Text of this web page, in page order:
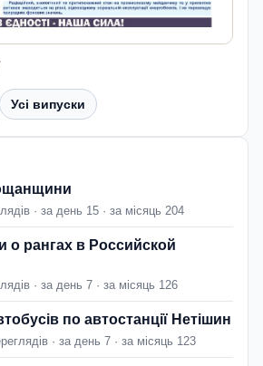
Усі випуски
· за день 15 · за місяць 204
о рангах в Российской
· за день 7 · за місяць 126
по автостанції Нетішин
· за день 7 · за місяць 123